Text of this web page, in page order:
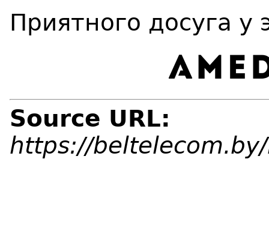
Приятного досуга у
Source URL:
https://